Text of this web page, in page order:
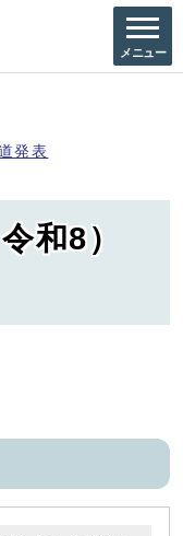
メニュー
発表
和8）